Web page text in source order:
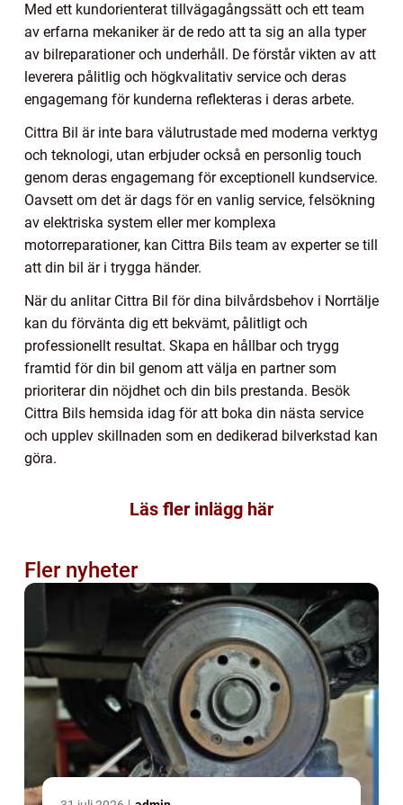
Med ett kundorienterat tillvägagångssätt och ett team
av erfarna mekaniker är de redo att ta sig an alla typer
av bilreparationer och underhåll. De förstår vikten av att
leverera pålitlig och högkvalitativ service och deras
engagemang för kunderna reflekteras i deras arbete.
Cittra Bil är inte bara välutrustade med moderna verktyg
och teknologi, utan erbjuder också en personlig touch
genom deras engagemang för exceptionell kundservice.
Oavsett om det är dags för en vanlig service, felsökning
av elektriska system eller mer komplexa
motorreparationer, kan Cittra Bils team av experter se till
att din bil är i trygga händer.
När du anlitar Cittra Bil för dina bilvårdsbehov i Norrtälje
kan du förvänta dig ett bekvämt, pålitligt och
professionellt resultat. Skapa en hållbar och trygg
framtid för din bil genom att välja en partner som
prioriterar din nöjdhet och din bils prestanda. Besök
Cittra Bils hemsida idag för att boka din nästa service
och upplev skillnaden som en dedikerad bilverkstad kan
göra.
Läs fler inlägg här
Fler nyheter